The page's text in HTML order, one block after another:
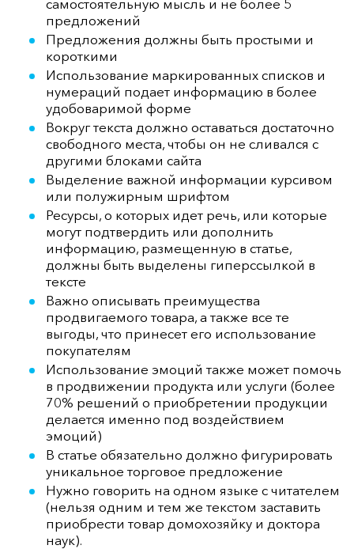
самостоятельную мысль и не более 5
предложений
Предложения должны быть простыми и
короткими
Использование маркированных списков и
нумераций подает информацию в более
удобоваримой форме
Вокруг текста должно оставаться достаточно
свободного места, чтобы он не сливался с
другими блоками сайта
Выделение важной информации курсивом
или полужирным шрифтом
Ресурсы, о которых идет речь, или которые
могут подтвердить или дополнить
информацию, размещенную в статье,
должны быть выделены гиперссылкой в
тексте
Важно описывать преимущества
продвигаемого товара, а также все те
выгоды, что принесет его использование
покупателям
Использование эмоций также может помочь
в продвижении продукта или услуги (более
70% решений о приобретении продукции
делается именно под воздействием
эмоций)
В статье обязательно должно фигурировать
уникальное торговое предложение
Нужно говорить на одном языке с читателем
(нельзя одним и тем же текстом заставить
приобрести товар домохозяйку и доктора
наук).